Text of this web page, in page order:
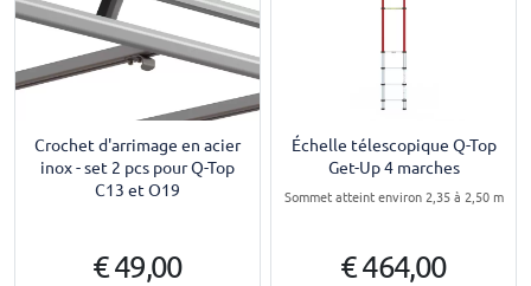
Crochet d'arrimage en acier
inox - set 2 pcs pour Q-Top
C13 et O19
€ 49,00
Échelle télescopique Q-Top
Get-Up 4 marches
Sommet atteint environ 2,35 à 2,50 m
€ 464,00